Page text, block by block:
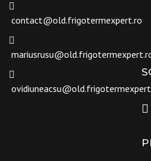
contact@old.frigotermexpert.ro